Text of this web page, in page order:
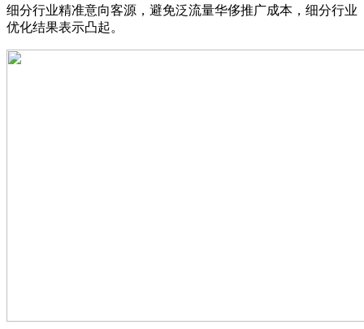
细分行业精准意向客源，避免泛流量华侈推广成本，细分行业
优化结果表示凸起。